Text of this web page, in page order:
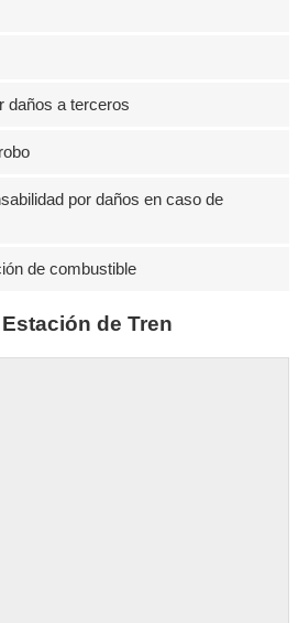
daños a terceros
por daños en caso de
de combustible
de Tren